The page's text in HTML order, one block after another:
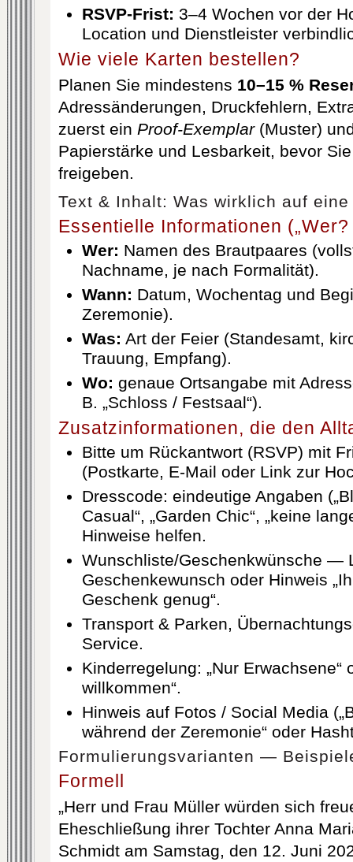
RSVP-Frist: 3–4 Wochen vor der
Location und Dienstleister
Wie viele Karten bestellen?
Planen Sie mindestens 10–15 %
Adressänderungen, Druckfehlern,
zuerst ein Proof-Exemplar(Muster)
Papierstärke und Lesbarkeit, bevor
freigeben.
Text & Inhalt: Was wirklich auf
Essentielle Informationen
Wer: Namen des Brautpaares
Nachname, je nach Formalität).
Wann: Datum, Wochentag und
Zeremonie).
Was: Art der Feier (Standesamt,
Trauung, Empfang).
Wo: genaue Ortsangabe mit
B. „Schloss / Festsaal“).
Zusatzinformationen, die den
Bitte um Rückantwort (RSVP) mit
(Postkarte, E-Mail oder Link zur
Dresscode: eindeutige Angaben
Casual“, „Garden Chic“, „keine
Hinweise helfen.
Wunschliste/Geschenkwünsche —
Geschenkewunsch oder Hinweis
Geschenk genug“.
Transport & Parken,
Service.
Kinderregelung: „Nur Erwachsene“
willkommen“.
Hinweis auf Fotos / Social Media
während der Zeremonie“ oder
Formulierungsvarianten —
Formell
„Herr und Frau Müller würden sich
Eheschließung ihrer Tochter Anna
Schmidt am Samstag, den 12. Juni